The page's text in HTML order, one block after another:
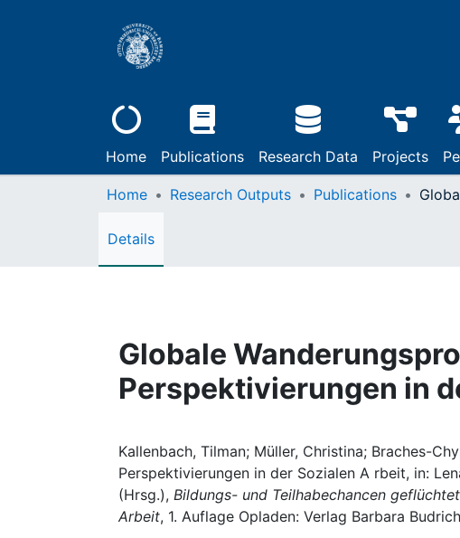
Home Publications Research Data Projects
Home Research Outputs Publications
Details
Globale
Perspektivierungen in
Kallenbach, Tilman; Müller, Christina; Braches-
Perspektivierungen in der Sozialen A rbeit, in:
(Hrsg.), Bildungs- und Teilhabechancen
Arbeit, 1. Auflage Opladen: Verlag Barbara